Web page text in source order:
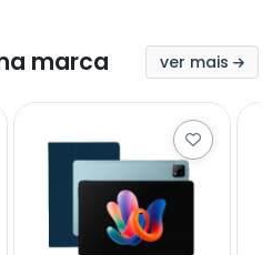
marca ver mais